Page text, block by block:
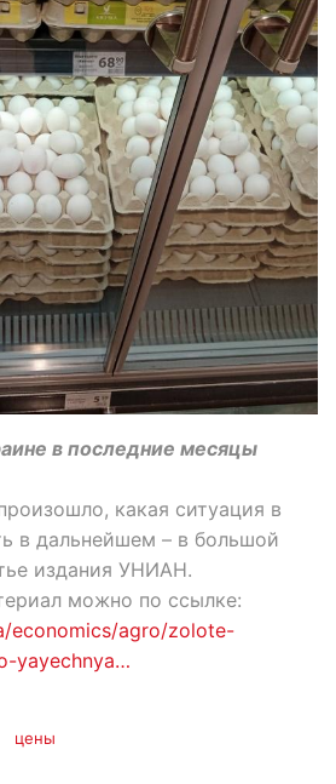
в последние месяцы
какая ситуация в
в дальнейшем – в большой
издания УНИАН.
можно по ссылке:
economics/agro/zolote-
yayechnya…
цены